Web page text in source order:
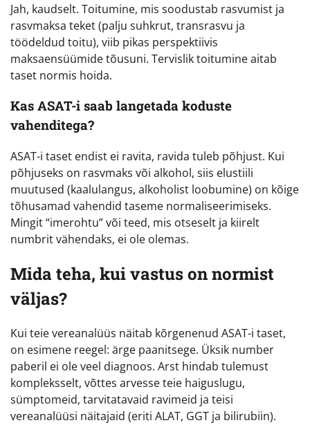
Jah, kaudselt. Toitumine, mis soodustab rasvumist ja
rasvmaksa teket (palju suhkrut, transrasvu ja
töödeldud toitu), viib pikas perspektiivis
maksaensüümide tõusuni. Tervislik toitumine aitab
taset normis hoida.
Kas ASAT-i saab langetada koduste
vahenditega?
ASAT-i taset endist ei ravita, ravida tuleb põhjust. Kui
põhjuseks on rasvmaks või alkohol, siis elustiili
muutused (kaalulangus, alkoholist loobumine) on kõige
tõhusamad vahendid taseme normaliseerimiseks.
Mingit “imerohtu” või teed, mis otseselt ja kiirelt
numbrit vähendaks, ei ole olemas.
Mida teha, kui vastus on normist
väljas?
Kui teie vereanalüüs näitab kõrgenenud ASAT-i taset,
on esimene reegel: ärge paanitsege. Üksik number
paberil ei ole veel diagnoos. Arst hindab tulemust
kompleksselt, võttes arvesse teie haiguslugu,
sümptomeid, tarvitatavaid ravimeid ja teisi
vereanalüüsi näitajaid (eriti ALAT, GGT ja bilirubiin).